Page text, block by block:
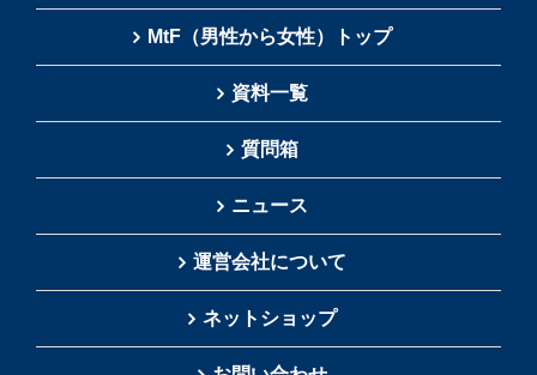
MtF（男性から女性）トップ
資料一覧
質問箱
ニュース
運営会社について
ネットショップ